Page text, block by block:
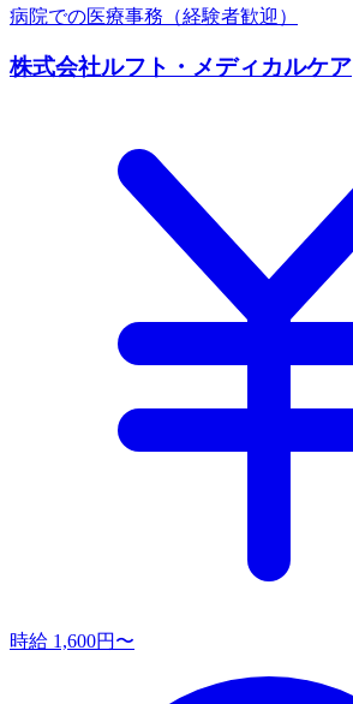
病院での医療事務（経験者歓迎）
株式会社ルフト・メディカルケア
時給 1,600円〜